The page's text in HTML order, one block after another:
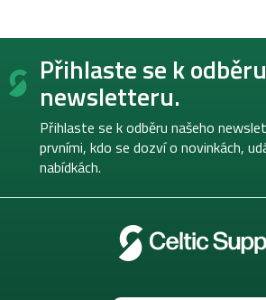
Z
Přihlaste se k
newsletteru.
Přihlaste se k odběru našeho
prvními, kdo se dozví o novinkách,
nabídkách.